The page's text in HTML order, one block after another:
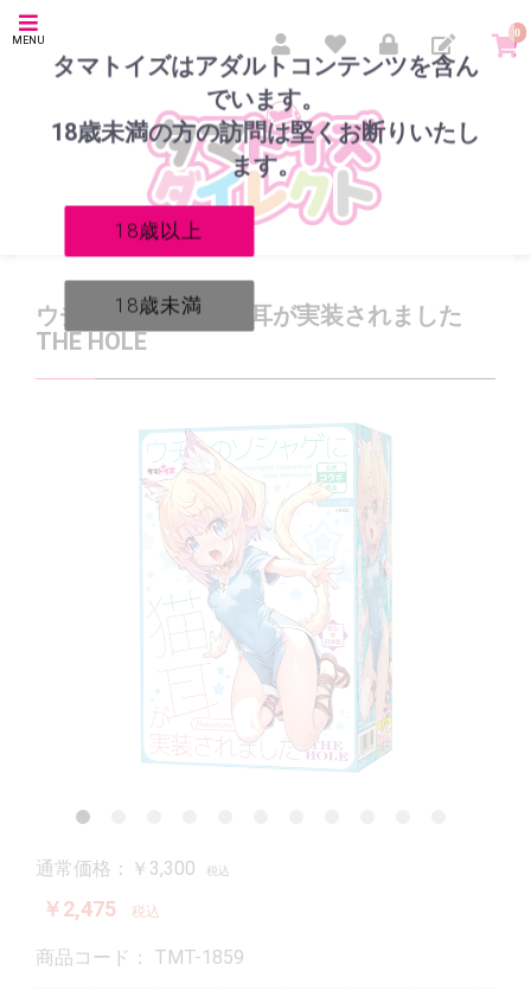
タマトイズはアダルトコンテンツを含ん
でいます。
18歳未満の方の訪問は堅くお断りいたし
ます。
18歳以上
18歳未満
MENU
0
ウチのソシャゲに猫耳が実装されました
THE HOLE
通常価格：￥3,300 税込
￥2,475 税込
商品コード： TMT-1859